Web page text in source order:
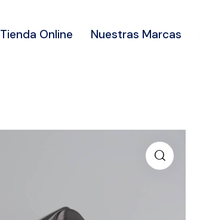
Tienda Online Nuestras Marcas